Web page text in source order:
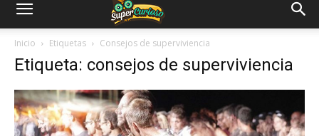
Inicio Etiquetas Consejos de superviviencia
Etiqueta: consejos de superviviencia